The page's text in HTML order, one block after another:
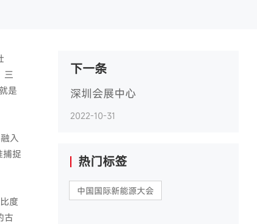
三
是
入
捕捉
度
古
下一条
深圳会展中心
2022-10-31
热门标签
中国国际新能源大会